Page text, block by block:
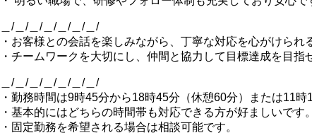
＿/＿/＿/＿/＿/＿/＿/
・お客様との会話を楽しみながら、丁寧な対応を心がけられ
・チームワークを大切にし、仲間と協力して目標達成を目指
＿/＿/＿/＿/＿/＿/＿/
・勤務時間は9時45分から18時45分（休憩60分）または11
・基本的にはどちらの時間帯も対応できる方が好ましいです。
・固定勤務を希望される場合は相談可能です。